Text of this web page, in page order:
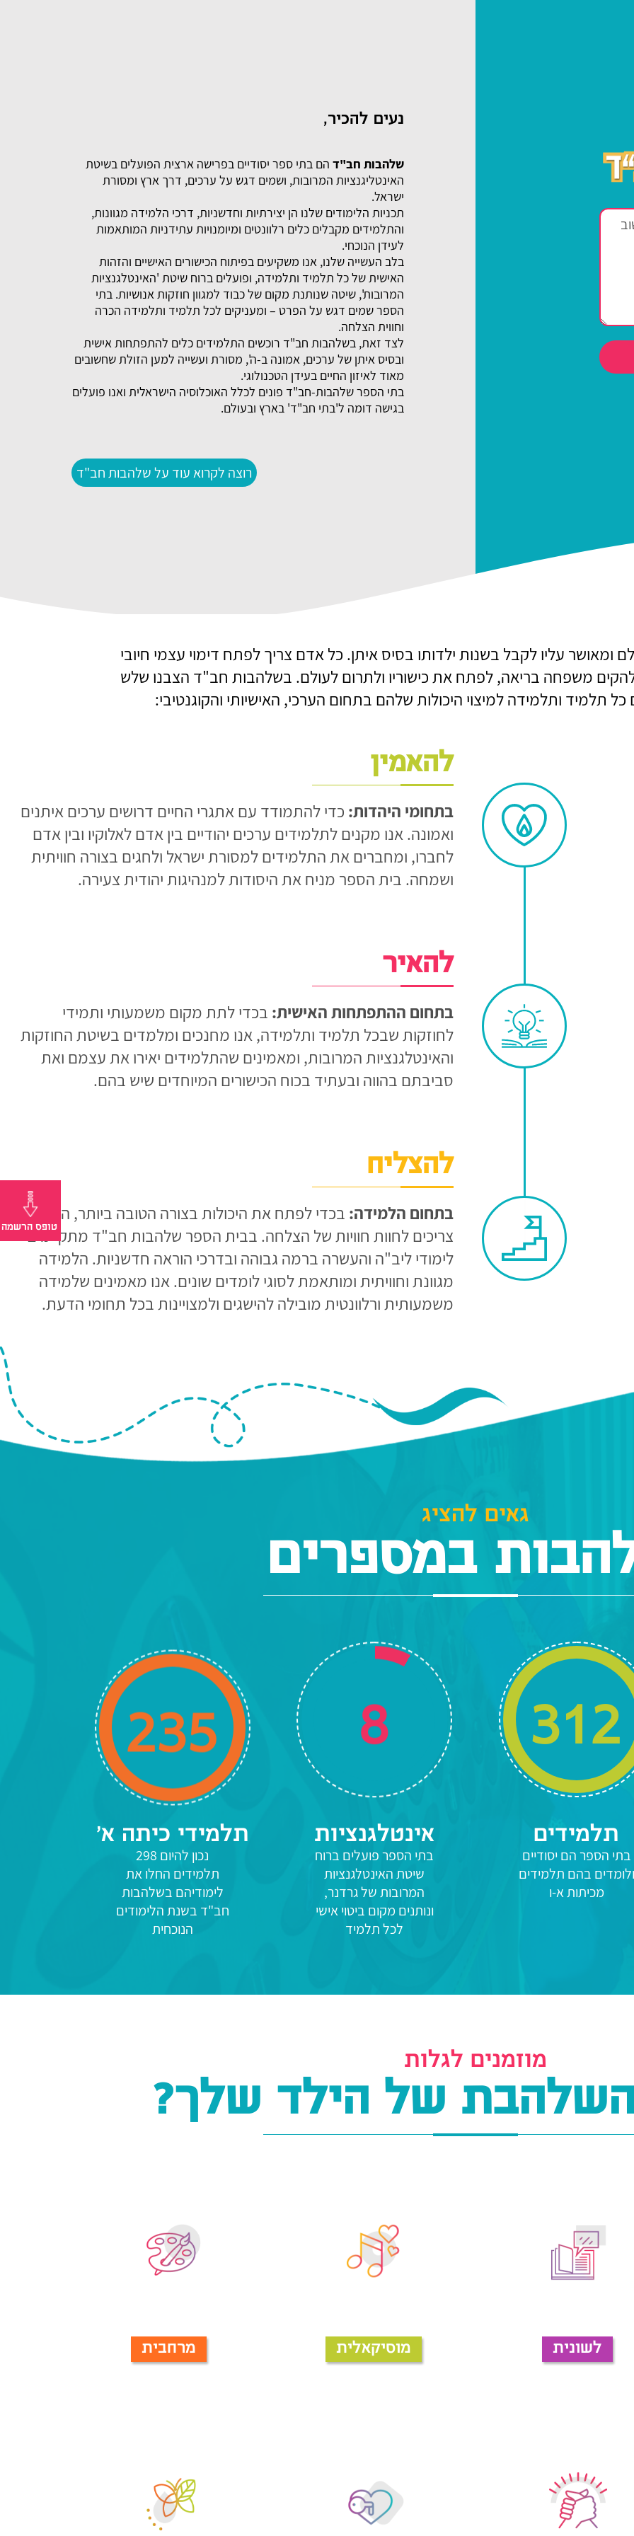
נעים להכיר,
שלהבות חב"דהם בתי ספר יסודיים בפרישה ארצית הפועלים בשיטת
האינטליגנציות המרובות, ושמים דגש על ערכים, דרך ארץ ומסורת
ישראל.
תכניות הלימודים שלנו הן יצירתיות וחדשניות, דרכי הלמידה מגוונות,
והתלמידים מקבלים כלים רלוונטים ומיומנויות עתידניות המותאמות
לעידן הנוכחי.
בלב העשייה שלנו, אנו משקיעים בפיתוח הכישורים האישיים והזהות
האישית של כל תלמיד ותלמידה, ופועלים ברוח שיטת 'האינטלגנציות
המרובות', שיטה שנותנת מקום של כבוד למגוון חוזקות אנושיות. בתי
הספר שמים דגש על הפרט – ומעניקים לכל תלמיד ותלמידה הכרה
וחווית הצלחה.
לצד זאת, בשלהבות חב"ד רוכשים התלמידים כלים להתפתחות אישית
ובסיס איתן של ערכים, אמונה ב-ה', מסורת ועשייה למען הזולת שחשובים
מאוד לאיזון החיים בעידן הטכנולוגי.
בתי הספר שלהבות-חב"ד פונים לכלל האוכלוסיה הישראלית ואנו פועלים
בגישה דומה ל'בתי חב"ד' בארץ ובעולם.
רוצה לקרוא עוד על שלהבות חב"ד
ומאושר עליו לקבל בשנות ילדותו בסיס איתן. כל אדם צריך לפתח דימוי עצמי חיובי
להקים משפחה בריאה, לפתח את כישוריו ולתרום לעולם. בשלהבות חב"ד הצבנו שלש
תלמיד ותלמידה למיצוי היכולות שלהם בתחום הערכי, האישיותי והקוגנטיבי:
להאמין
בתחומי היהדות: כדי להתמודד עם אתגרי החיים דרושים ערכים איתנים
ואמונה. אנו מקנים לתלמידים ערכים יהודיים בין אדם לאלוקיו ובין אדם
לחברו, ומחברים את התלמידים למסורת ישראל ולחגים בצורה חוויתית
ושמחה. בית הספר מניח את היסודות למנהיגות יהודית צעירה.
להאיר
בתחום ההתפתחות האישית: בכדי לתת מקום משמעותי ותמידי
לחוזקות שבכל תלמיד ותלמידה, אנו מחנכים ומלמדים בשיטת החוזקות
והאינטלגנציות המרובות, ומאמינים שהתלמידים יאירו את עצמם ואת
סביבתם בהווה ובעתיד בכוח הכישורים המיוחדים שיש בהם.
להצליח
בתחום הלמידה: בכדי לפתח את היכולות בצורה הטובה ביותר, הילדים
צריכים לחוות חוויות של הצלחה. בבית הספר שלהבות חב"ד מתקיימים
לימודי ליב"ה והעשרה ברמה גבוהה ובדרכי הוראה חדשניות. הלמידה
מגוונת וחוויתית ומותאמת לסוגי לומדים שונים. אנו מאמינים שלמידה
משמעותית ורלוונטית מובילה להישגים ולמצויינות בכל תחומי הדעת.
גאים להציג
במספרים
379
תלמידים
בתי הספר הם יסודיים
ולומדים בהם תלמידים
מכיתות א-ו
8
8
אינטלגנציות
בתי הספר פועלים ברוח
שיטת האינטלגנציות
המרובות של גרדנר,
ונותנים מקום ביטוי אישי
לכל תלמיד
235
298
תלמידי כיתה א'
נכון להיום 298
תלמידים החלו את
לימודיהם בשלהבות
חב"ד בשנת הלימודים
הנוכחית
מוזמנים לגלות
של הילד שלך?
לשונית מוסיקאלית מרחבית